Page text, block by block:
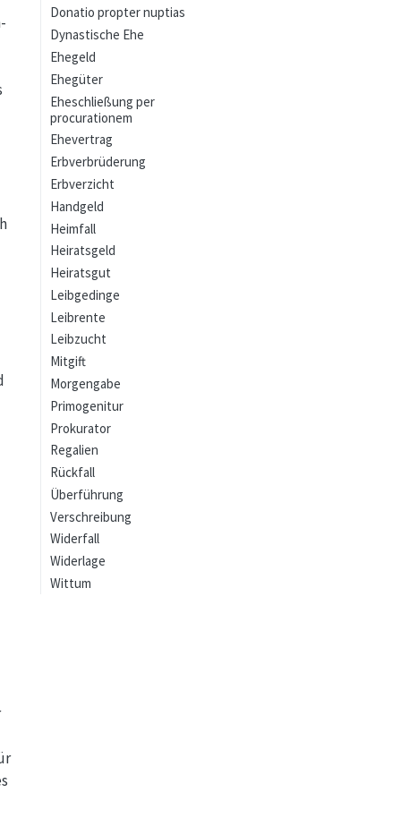
Donatio propter nuptias
Dynastische Ehe
Ehegeld
Ehegüter
Eheschließung per
procurationem
Ehevertrag
Erbverbrüderung
Erbverzicht
Handgeld
Heimfall
Heiratsgeld
Heiratsgut
Leibgedinge
Leibrente
Leibzucht
Mitgift
Morgengabe
Primogenitur
Prokurator
Regalien
Rückfall
Überführung
Verschreibung
Widerfall
Widerlage
Wittum